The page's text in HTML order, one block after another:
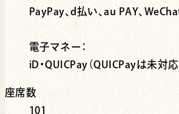
PayPay、d払い、au PAY、
電子マネー：
iD・QUICPay（QUICPayは未対
座席数
101